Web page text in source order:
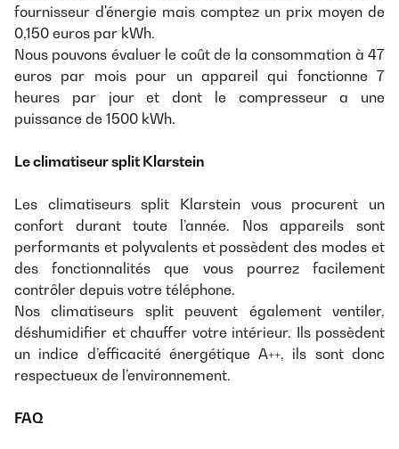
fournisseur d'énergie mais comptez un prix moyen de
0,150 euros par kWh.
Nous pouvons évaluer le coût de la consommation à 47
euros par mois pour un appareil qui fonctionne 7
heures par jour et dont le compresseur a une
puissance de 1500 kWh.
Le climatiseur split Klarstein
Les climatiseurs split Klarstein vous procurent un
confort durant toute l’année. Nos appareils sont
performants et polyvalents et possèdent des modes et
des fonctionnalités que vous pourrez facilement
contrôler depuis votre téléphone.
Nos climatiseurs split peuvent également ventiler,
déshumidifier et chauffer votre intérieur. Ils possèdent
un indice d’efficacité énergétique A++, ils sont donc
respectueux de l’environnement.
FAQ